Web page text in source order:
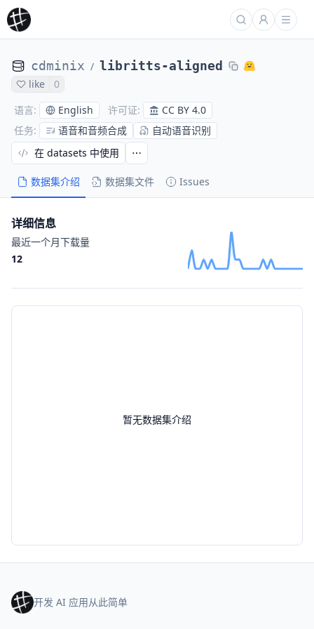
cdminix / libritts-aligned
like
0
语言: English 许可证:
CC BY 4.0
任务: 语音和音频合成 自动语音识别
数据集介绍 数据集文件 Issues
在 datasets 中使用
暂无数据集介绍
详细信息
最近一个月下载量
12
开发 AI 应用从此简单